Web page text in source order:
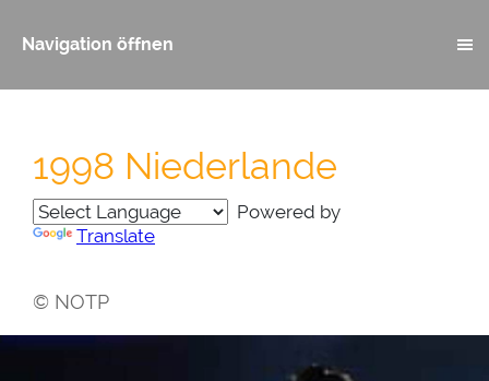
Navigation öffnen
1998 Niederlande
Powered by
Translate
© NOTP